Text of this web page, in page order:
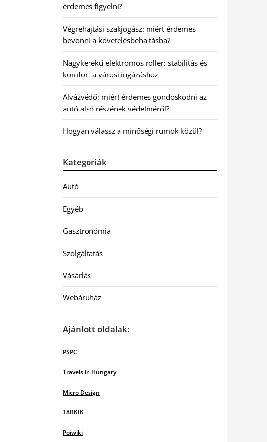
érdemes figyelni?
Végrehajtási szakjogász: miért érdemes
bevonni a követelésbehajtásba?
Nagykerekű elektromos roller: stabilitás és
komfort a városi ingázáshoz
Alvázvédő: miért érdemes gondoskodni az
autó alsó részének védelméről?
Hogyan válassz a minőségi rumok közül?
Kategóriák
Autó
Egyéb
Gasztronómia
Szolgáltatás
Vásárlás
Webáruház
Ajánlott oldalak:
PSPC
Travels in Hungary
Micro Design
18BKIK
Poiwiki